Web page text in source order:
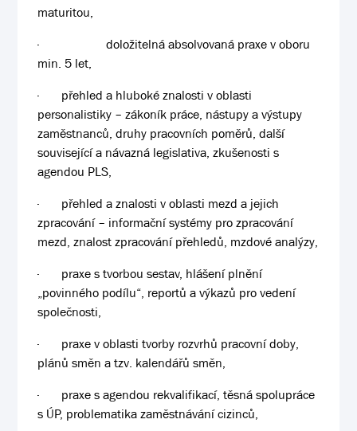
maturitou,
·
doložitelná absolvovaná praxe v oboru
min. 5 let,
·
přehled a hluboké znalosti v oblasti
personalistiky – zákoník práce, nástupy a výstupy
zaměstnanců, druhy pracovních poměrů, další
související a návazná legislativa, zkušenosti s
agendou PLS,
·
přehled a znalosti v oblasti mezd a jejich
zpracování – informační systémy pro zpracování
mezd, znalost zpracování přehledů, mzdové analýzy,
·
praxe s tvorbou sestav, hlášení plnění
„povinného podílu“, reportů a výkazů pro vedení
společnosti,
·
praxe v oblasti tvorby rozvrhů pracovní doby,
plánů směn a tzv. kalendářů směn,
·
praxe s agendou rekvalifikací, těsná spolupráce
s ÚP, problematika zaměstnávání cizinců,